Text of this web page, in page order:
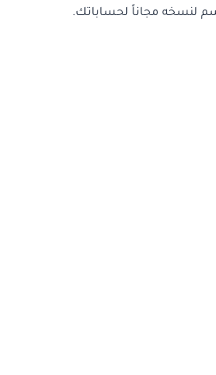
لنسخه مجاناً لحساباتك.